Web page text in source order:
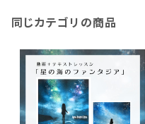
同じカテゴリの商品